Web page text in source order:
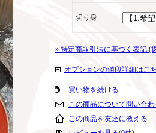
切り身
» 特定商取引法に基づく表記 (
オプションの値段詳細はこ
買い物を続ける
この商品について問い合わ
この商品を友達に教える